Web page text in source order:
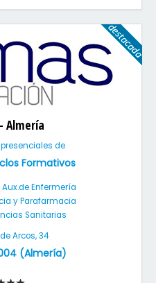
Almería
de
Formativos
Enfermería
y Parafarmacia
Sanitarias
Arcos, 34
(Almería)